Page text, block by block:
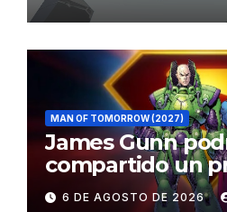
MAN OF TOMORROW (2027)
James Gunn
compartido un
al traje de
6 DE AGOSTO DE 2026